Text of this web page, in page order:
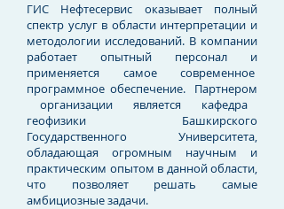
ГИС Нефтесервис оказывает полный
спектр услуг в области интерпретации и
методологии исследований. В компании
работает опытный персонал и
применяется самое современное
программное обеспечение. Партнером
организации является кафедра
геофизики Башкирского
Государственного Университета,
обладающая огромным научным и
практическим опытом в данной области,
что позволяет решать самые
амбициозные задачи.